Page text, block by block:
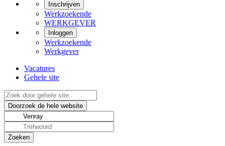
Inschrijven
Werkzoekende
WERKGEVER
Inloggen
Werkzoekende
Werkgever
Vacatures
Gehele site